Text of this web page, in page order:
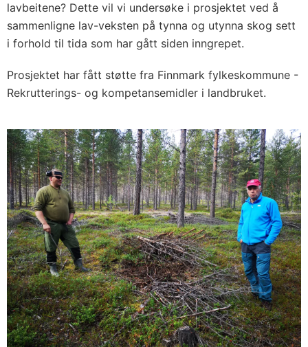
lavbeitene? Dette vil vi undersøke i prosjektet ved å
sammenligne lav-veksten på tynna og utynna skog sett
i forhold til tida som har gått siden inngrepet.
Prosjektet har fått støtte fra Finnmark fylkeskommune -
Rekrutterings- og kompetansemidler i landbruket.